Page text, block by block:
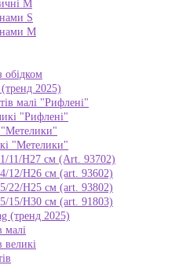
М
S
М
обідком
2025)
малі "Рифлені"
"Рифлені"
"Метелики"
11/H27 см (Art. 93702)
12/Н26 см (art. 93602)
22/Н25 см (art. 93802)
15/Н30 см (art. 91803)
(тренд 2025)
малі
великі